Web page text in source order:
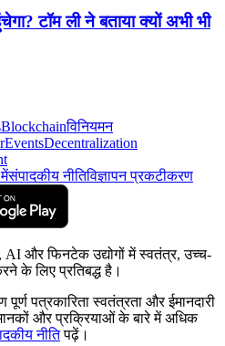
टॉम ली ने बताया क्यों अभी भी
Blockchainविनियमन
EventsDecentralization
संपादकीय नीतिविज्ञापन प्रकटीकरण
AI और फिनटेक उद्योगों में स्वतंत्र, उच्च-
के लिए प्रतिबद्ध है।
पत्रकारिता स्वतंत्रता और ईमानदारी
और प्रक्रियाओं के बारे में अधिक
नीतिपढ़ें।